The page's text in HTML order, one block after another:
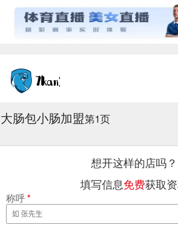
大肠包小肠加盟第1页
想开这样的店吗？
填写信息免费获取
称呼*